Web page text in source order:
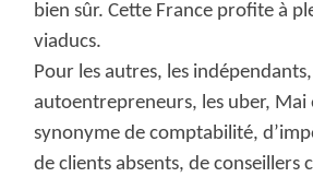
bien sûr. Cette France profite à
viaducs.
Pour les autres, les
autoentrepreneurs, les uber, Mai
synonyme de comptabilité,
de clients absents, de conseillers